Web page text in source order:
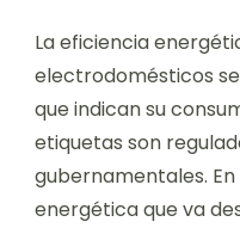
La eficiencia
electrodomésticos
que indican su
etiquetas son
gubernamentales.
energética que va